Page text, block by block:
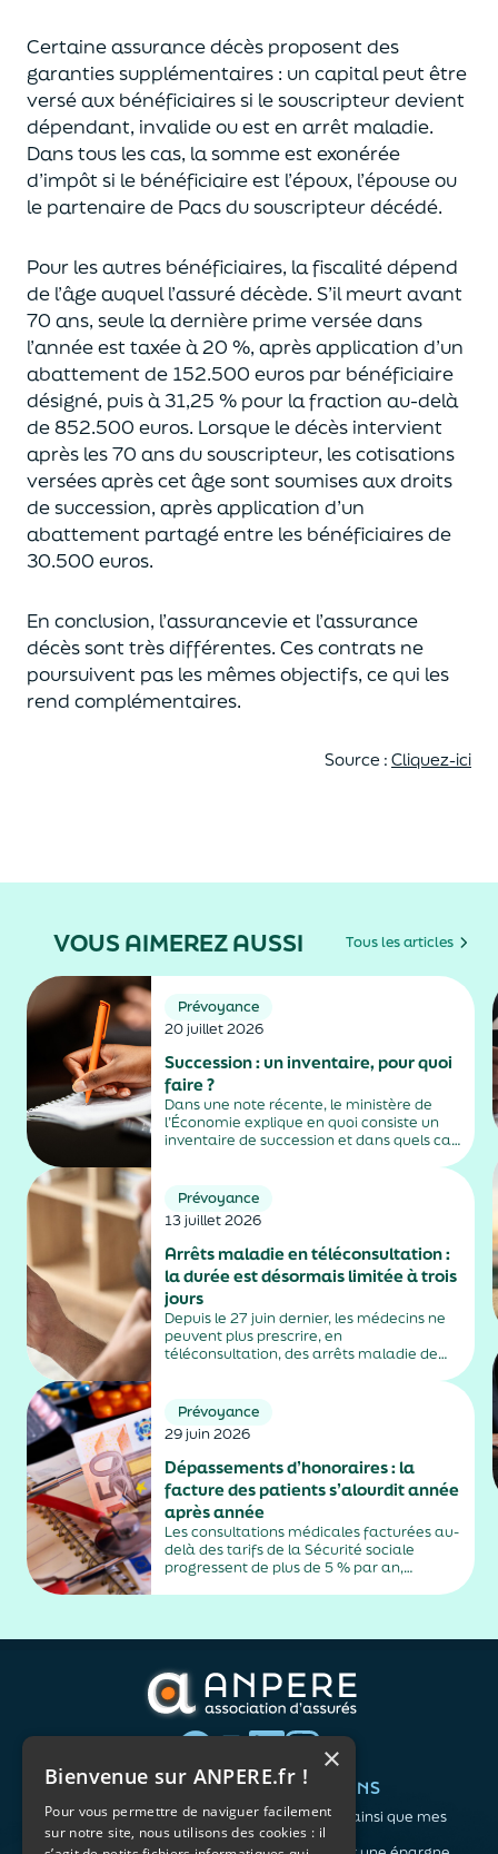
Certaine assurance décès proposentdes
garanties supplémentaires : un capitalpeut être
versé aux bénéficiaires si le souscripteur devient
dépendant, invalide ouest en arrêt maladie.
Dans tous les cas, la somme est exonérée
d’impôt si le bénéficiaire est l’époux, l’épouse ou
le partenaire de Pacsdu souscripteur décédé.
Pour les autres bénéficiaires, la fiscalité dépend
de l’âgeauquell’assuré décède. S’il meurt avant
70 ans, seule la dernière prime versée dans
l’année esttaxée à 20 %, après application d’un
abattement de 152.500 euros par bénéficiaire
désigné, puis à 31,25 % pour la fraction au-delà
de852.500 euros. Lorsque le décès intervient
après les 70 ans du souscripteur, les cotisations
versées après cet âge sont soumises aux droits
de succession, après application d’un
abattement partagé entre les bénéficiaires de
30.500 euros.
En conclusion, l’assurancevie et l’assurance
décès sont très différentes. Ces contrats ne
poursuivent pas les mêmes objectifs, ce qui les
rend complémentaires.
Source : Cliquez-ici
VOUS AIMEREZ AUSSI Tous les articles
Prévoyance
20 juillet 2026
Succession : un inventaire, pour quoi
faire ?
Dans une note récente, le ministère de
l’Économie explique en quoi consiste un
inventaire de succession et dans quels cas
Prévoyance
13 juillet 2026
Arrêts maladie en téléconsultation :
la durée est désormais limitée à trois
jours
Depuis le 27 juin dernier, les médecins ne
peuvent plus prescrire, en
téléconsultation, des arrêts maladie de
sociales et fiscales, s'inscrit dans un
durcissement plus...
Prévoyance
29 juin 2026
Dépassements d’honoraires : la
facture des patients s’alourdit année
après année
Les consultations médicales facturées au-
delà des tarifs de la Sécurité sociale
progressent de plus de 5 % par an,
alimentés par la montée en puissance des
QUI SOMMES-NOUS ?
L'association
Notre organisation
VOS BESOINS
Me protéger ainsi que mes
proches
×
Bienvenue sur ANPERE.fr !
Pour vous permettre de naviguer facilement
sur notre site, nous utilisons des cookies : il